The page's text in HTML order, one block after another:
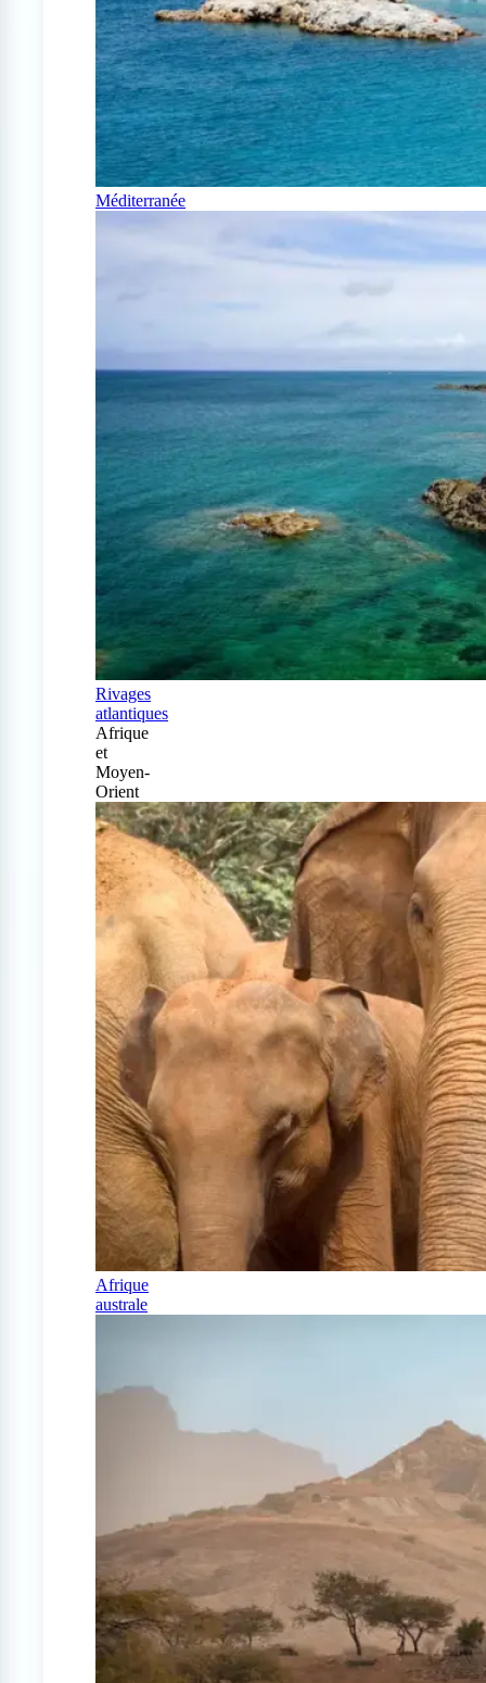
Méditerranée
Rivages
atlantiques
Afrique
et
Moyen-
Orient
Afrique
australe